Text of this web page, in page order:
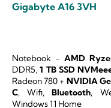
Gigabyte A16 3VH
je
5,0
z
5
hviezdičiek.
Notebook - AMD
DDR5,1 TB SSD
Radeon 780 + NVIDIA
C, Wifi,Bluetooth,
Windows 11 Home